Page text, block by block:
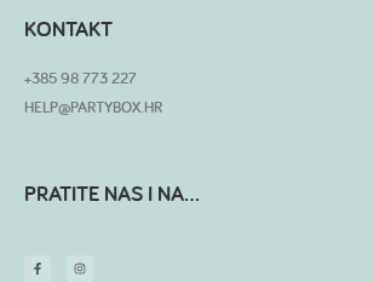
KONTAKT
+385 98 773 227
HELP@PARTYBOX.HR
PRATITE NAS I NA...